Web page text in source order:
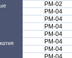
РМ-02
РМ-04
РМ-04
РМ-04
РМ-04
РМ-04
РМ-04
РМ-04